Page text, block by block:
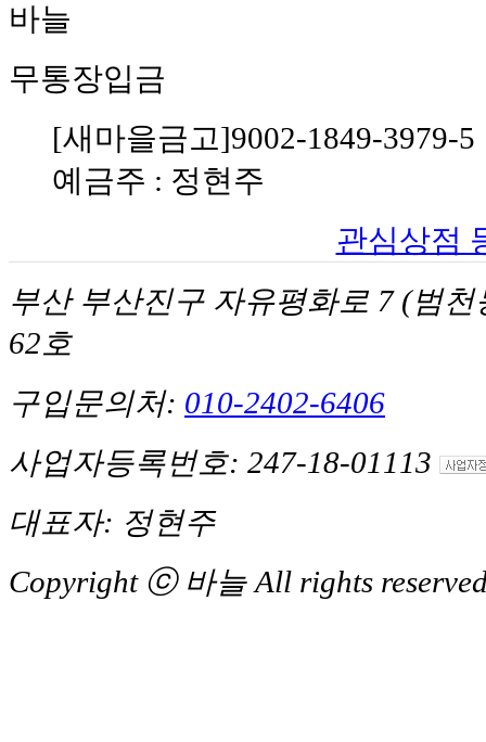
바늘
무통장입금
[새마을금고]9002-1849-3979-5
예금주 : 정현주
관심상점
부산 부산진구 자유평화로 7 (범
62호
구입문의처: 010-2402-6406
사업자등록번호: 247-18-01113
대표자: 정현주
Copyright ⓒ 바늘 All rights